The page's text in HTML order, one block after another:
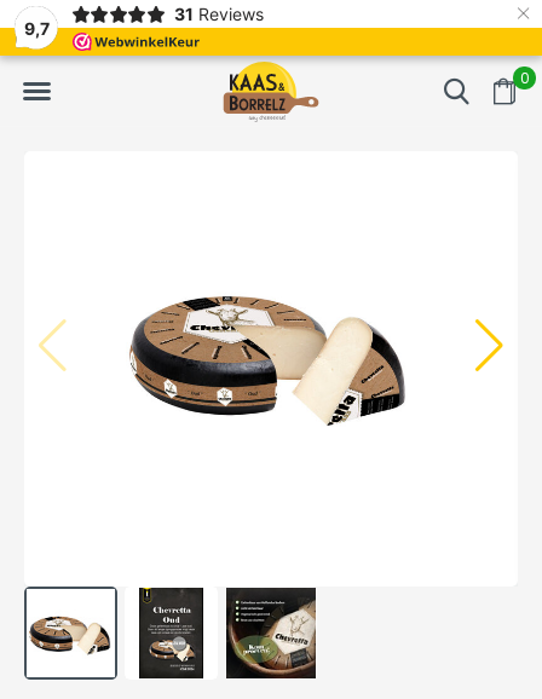
9,7
31 Reviews ×
0
Meistens Lieferung innerhalb von 3 Tagen Gratis bezorgd